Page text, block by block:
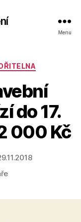
Menu
do 17.
000 Kč
u